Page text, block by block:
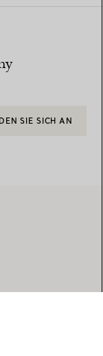
SIE SICH AN